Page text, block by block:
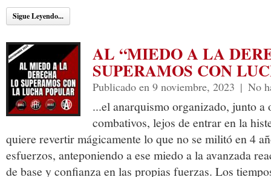
Sigue Leyendo...
AL “MIEDO A LA
SUPERAMOS CON
Publicado en 9 noviembre, 2023 | No
...el anarquismo organizado, junto a
combativos, lejos de entrar en la
quiere revertir mágicamente lo que no se militó en 4
esfuerzos, anteponiendo a ese miedo a la avanzada
de base y confianza en las propias fuerzas. Los